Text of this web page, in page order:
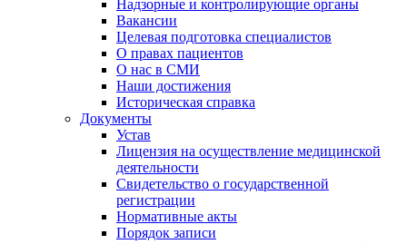
Надзорные и контролирующие органы
Вакансии
Целевая подготовка специалистов
О правах пациентов
О нас в СМИ
Наши достижения
Историческая справка
Документы
Устав
Лицензия на осуществление медицинской
деятельности
Свидетельство о государственной
регистрации
Нормативные акты
Порядок записи